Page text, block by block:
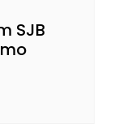
SJB